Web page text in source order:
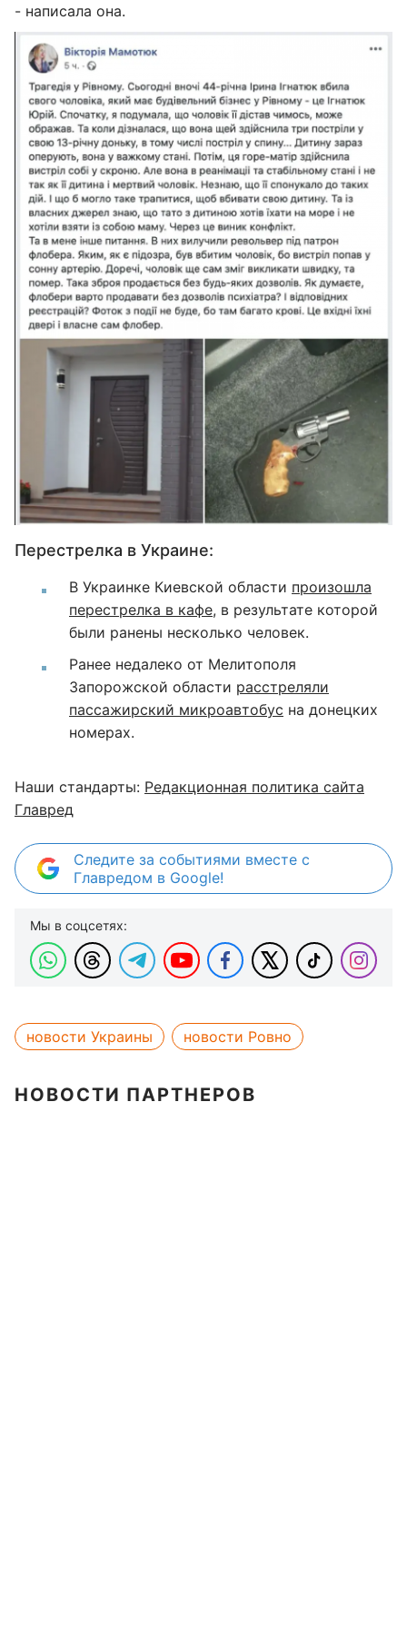
- написала она.
Перестрелка в Украине:
В Украинке Киевской области произошла
перестрелка в кафе, в результате которой
были ранены несколько человек.
Ранее недалеко от Мелитополя
Запорожской области расстреляли
пассажирский микроавтобус на донецких
номерах.
Наши стандарты: Редакционная политика сайта
Главред
Следите за событиями вместе с
Главредом в Google!
Мы в соцсетях:
новости Украины новости Ровно
НОВОСТИ ПАРТНЕРОВ